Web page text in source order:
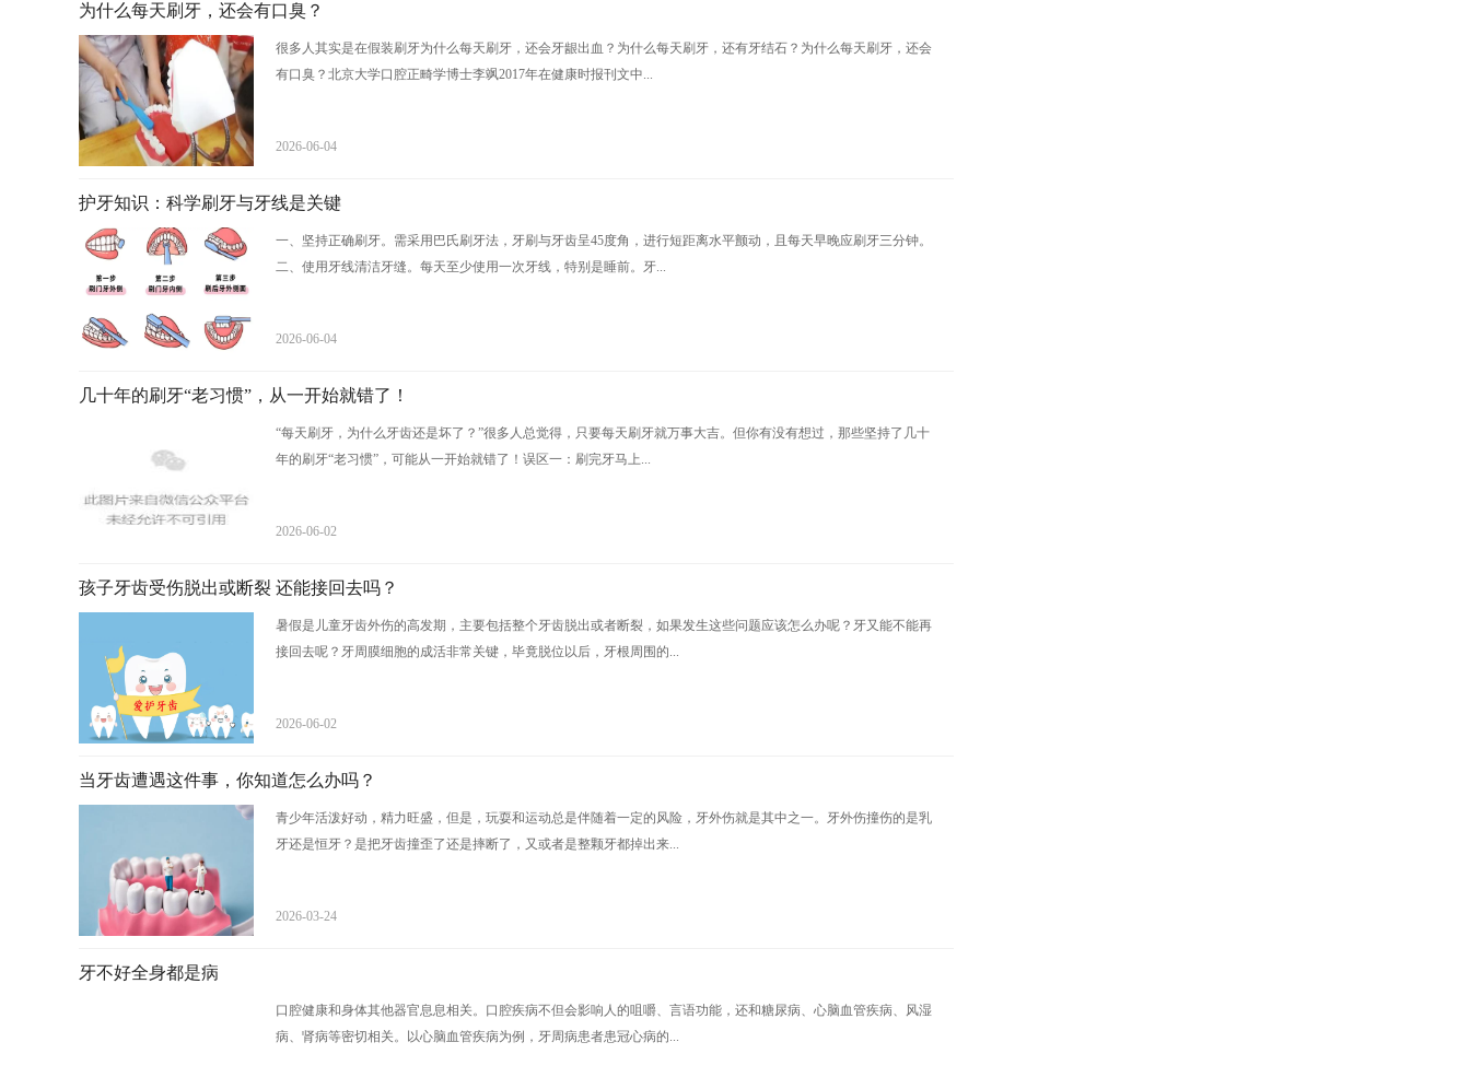
为什么每天刷牙，还会有口臭？
很多人其实是在假装刷牙为什么每天刷牙，还会牙龈出血？为什么每天刷牙，还有牙结石？为什么每天刷牙，还会
有口臭？北京大学口腔正畸学博士李飒2017年在健康时报刊文中...
2026-06-04
护牙知识：科学刷牙与牙线是关键
一、坚持正确刷牙。需采用巴氏刷牙法，牙刷与牙齿呈45度角，进行短距离水平颤动，且每天早晚应刷牙三分钟。
二、使用牙线清洁牙缝。每天至少使用一次牙线，特别是睡前。牙...
2026-06-04
几十年的刷牙“老习惯”，从一开始就错了！
“每天刷牙，为什么牙齿还是坏了？”很多人总觉得，只要每天刷牙就万事大吉。但你有没有想过，那些坚持了几十
年的刷牙“老习惯”，可能从一开始就错了！误区一：刷完牙马上...
2026-06-02
孩子牙齿受伤脱出或断裂 还能接回去吗？
暑假是儿童牙齿外伤的高发期，主要包括整个牙齿脱出或者断裂，如果发生这些问题应该怎么办呢？牙又能不能再
接回去呢？牙周膜细胞的成活非常关键，毕竟脱位以后，牙根周围的...
2026-06-02
当牙齿遭遇这件事，你知道怎么办吗？
青少年活泼好动，精力旺盛，但是，玩耍和运动总是伴随着一定的风险，牙外伤就是其中之一。牙外伤撞伤的是乳
牙还是恒牙？是把牙齿撞歪了还是摔断了，又或者是整颗牙都掉出来...
2026-03-24
牙不好全身都是病
口腔健康和身体其他器官息息相关。口腔疾病不但会影响人的咀嚼、言语功能，还和糖尿病、心脑血管疾病、风湿
病、肾病等密切相关。以心脑血管疾病为例，牙周病患者患冠心病的...